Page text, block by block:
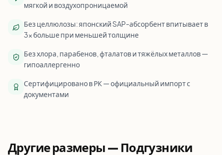
мягкой и воздухопроницаемой
Без целлюлозы: японский SAP-абсорбент впитывает в
3× больше при меньшей толщине
Без хлора, парабенов, фталатов и тяжёлых металлов —
гипоаллергенно
Сертифицировано в РК — официальный импорт с
документами
Другие размеры — Подгузники